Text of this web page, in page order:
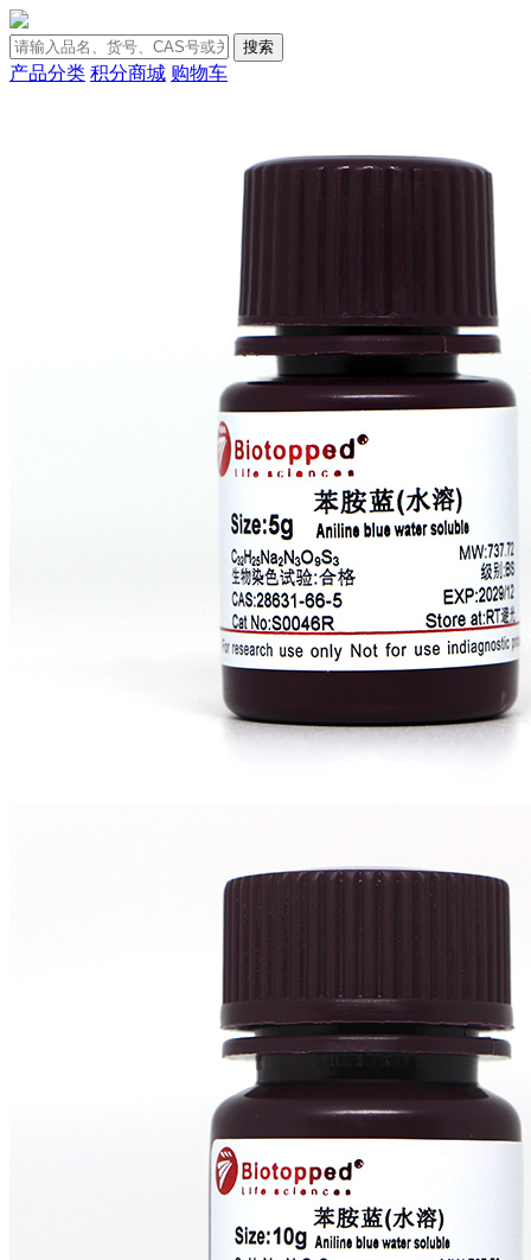
搜索
产品分类 积分商城 购物车